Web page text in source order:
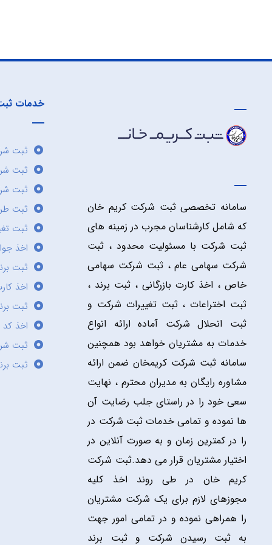
سامانه تخصصی ثبت شرکت کریم خان
که شامل کارشناسان مجرب در زمینه های
ثبت شرکت با مسئولیت محدود ، ثبت
شرکت سهامی عام ، ثبت شرکت سهامی
خاص ، اخذ کارت بازرگانی ، ثبت برند ،
ثبت اختراعات ، ثبت تغییرات شرکت و
ثبت انحلال شرکت آماده ارائه انواع
خدمات به مشتریان خواهد بود همچنین
سامانه ثبت شرکت کریمخان ضمن ارائه
مشاوره رایگان به مدیران محترم ، نهایت
سعی خود را در راستای جلب رضایت آن
ها نموده و تمامی خدمات ثبت شرکت در
را در کمترین زمان و به صورت آنلاین در
اختیار مشتریان قرار می دهد.ثبت شرکت
کریم خان در طی روند اخذ کلیه
مجوزهای لازم برای یک شرکت مشتریان
را همراهی نموده و در تمامی امور جهت
به ثبت رسیدن شرکت و ثبت برند
خدمات
ثبت
ثبت
ثبت
ثبت
ثبت
اخذ
ثبت
اخذ
ثبت
اخذ کد
ثبت
ثبت